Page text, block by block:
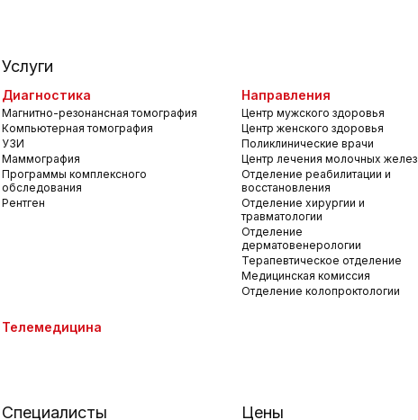
Услуги
Диагностика
Магнитно-резонансная томография
Компьютерная томография
УЗИ
Маммография
Программы комплексного
обследования
Рентген
Направления
Центр мужского здоровья
Центр женского здоровья
Поликлинические врачи
Центр лечения молочных желез
Отделение реабилитации и
восстановления
Отделение хирургии и
травматологии
Отделение
дерматовенерологии
Терапевтическое отделение
Медицинская комиссия
Отделение колопроктологии
Телемедицина
Специалисты Цены